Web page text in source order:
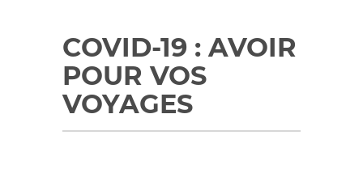
COVID-19 : AVOIR
POUR VOS
VOYAGES